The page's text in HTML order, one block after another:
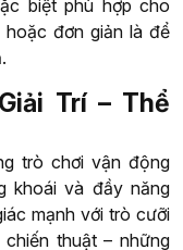
biệt phù hợp cho
hoặc đơn giản là để
Trí – Thể
trò chơi vận động
khoái và đầy năng
mạnh với trò cưỡi
thuật – những